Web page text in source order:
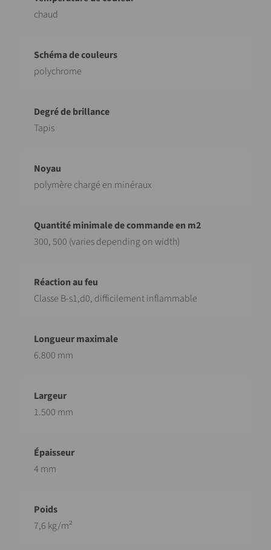
chaud
polychrome
Tapis
polymère chargé en minéraux
300, 500 (varies depending on width)
Classe B-s1,d0, difficilement inflammable
6.800 mm
1.500 mm
4 mm
7,6 kg/m²